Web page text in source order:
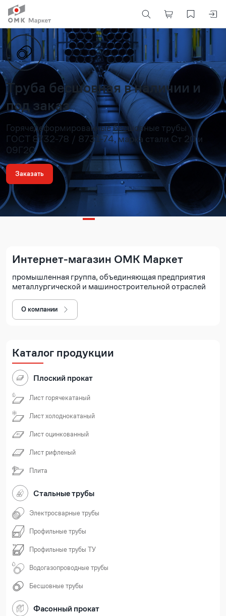
Труба бесшовная в наличии и
под заказ
Горячедеформированные бесшовные трубы
ГОСТ 8732-78 / 8731-74, марка стали Ст 20 и
09Г2С
Заказать
Интернет-магазин ОМК Маркет
промышленная группа, объединяющая предприятия
металлургической и машиностроительной отраслей
О компании
Каталог продукции
Плоский прокат
Лист горячекатаный
Лист холоднокатаный
Лист оцинкованный
Лист рифленый
Плита
Стальные трубы
Электросварные трубы
Профильные трубы
Профильные трубы ТУ
Водогазопроводные трубы
Бесшовные трубы
Фасонный прокат